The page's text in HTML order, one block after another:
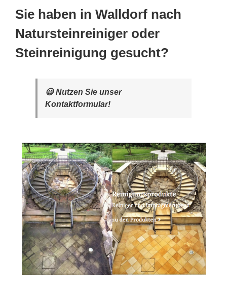
Sie haben in Walldorf nach
Natursteinreiniger oder
Steinreinigung gesucht?
😃 Nutzen Sie unser
Kontaktformular!